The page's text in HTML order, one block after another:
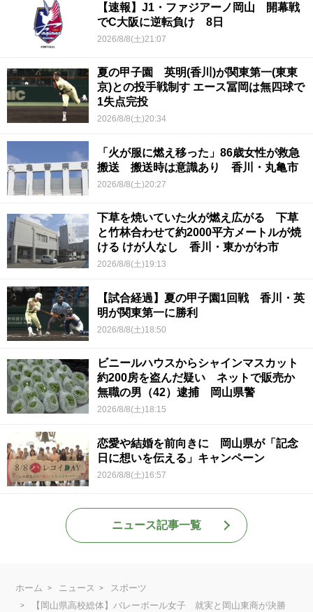
【速報】J1・ファジアーノ岡山 開幕戦
でC大阪に逆転負け 8日
2026/8/8(土)21:07
夏の甲子園 英明(香川)が関東第一(東東
京)との投手戦制す エース冨岡は無四球で
1失点完投
2026/8/8(土)20:34
「火が服に燃え移った」86歳女性が救急
搬送 搬送時は意識あり 香川・丸亀市
2026/8/8(土)20:27
下草を焼いていた火が燃え広がる 下草
と竹林合わせて約2000平方メートルが焼
ける けが人なし 香川・東かがわ市
2026/8/8(土)19:13
【試合経過】夏の甲子園1回戦 香川・英
明が関東第一に勝利
2026/8/8(土)18:50
ビニールハウスからシャインマスカット
約200房を盗んだ疑い ネットで販売か
無職の男（42）逮捕 岡山県警
2026/8/8(土)18:15
恋愛や結婚を前向きに 岡山県が「記念
日に想いを伝える」キャンペーン
2026/8/8(土)16:57
ニュース記事一覧
ホーム ニュース
スポーツ
【岡山県高校総体】バレーボール女子 就実と岡山東商が決勝